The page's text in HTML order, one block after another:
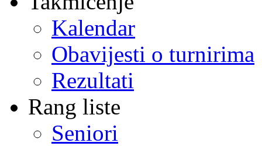
Kalendar
Obavijesti o turnirima
Rezultati
Rang liste
Seniori